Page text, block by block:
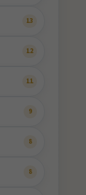
13
12
11
9
8
8